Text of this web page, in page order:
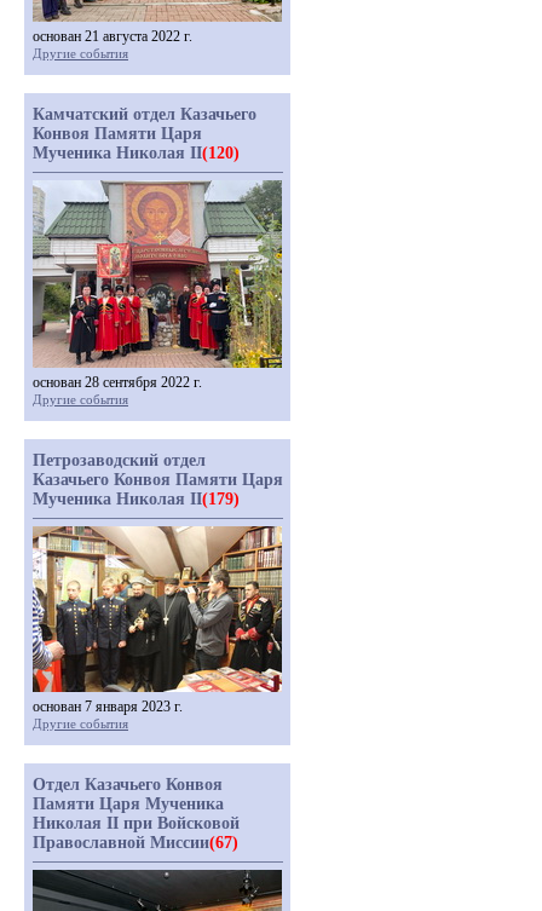
основан 21 августа 2022 г.
Другие события
Камчатский отдел Казачьего
Конвоя Памяти Царя
Мученика Николая II(120)
основан 28 сентября 2022 г.
Другие события
Петрозаводский отдел
Казачьего Конвоя Памяти Царя
Мученика Николая II(179)
основан 7 января 2023 г.
Другие события
Отдел Казачьего Конвоя
Памяти Царя Мученика
Николая II при Войсковой
Православной Миссии(67)